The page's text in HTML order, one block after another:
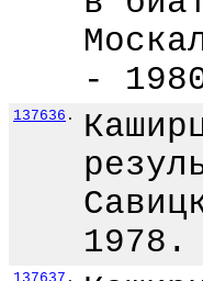
-
137636 .